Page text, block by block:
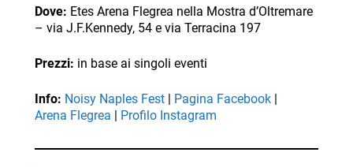
Dove: Etes Arena Flegrea nella Mostra d’Oltremare
– via J.F.Kennedy, 54 e via Terracina 197
Prezzi: in base ai singoli eventi
Info: Noisy Naples Fest| Pagina Facebook|
Arena Flegrea | Profilo Instagram